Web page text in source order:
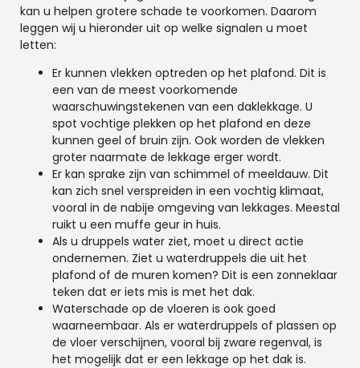
kan u helpen grotere schade te voorkomen. Daarom
leggen wij u hieronder uit op welke signalen u moet
letten:
Er kunnen vlekken optreden op het plafond. Dit is
een van de meest voorkomende
waarschuwingstekenen van een daklekkage. U
spot vochtige plekken op het plafond en deze
kunnen geel of bruin zijn. Ook worden de vlekken
groter naarmate de lekkage erger wordt.
Er kan sprake zijn van schimmel of meeldauw. Dit
kan zich snel verspreiden in een vochtig klimaat,
vooral in de nabije omgeving van lekkages. Meestal
ruikt u een muffe geur in huis.
Als u druppels water ziet, moet u direct actie
ondernemen. Ziet u waterdruppels die uit het
plafond of de muren komen? Dit is een zonneklaar
teken dat er iets mis is met het dak.
Waterschade op de vloeren is ook goed
waarneembaar. Als er waterdruppels of plassen op
de vloer verschijnen, vooral bij zware regenval, is
het mogelijk dat er een lekkage op het dak is.